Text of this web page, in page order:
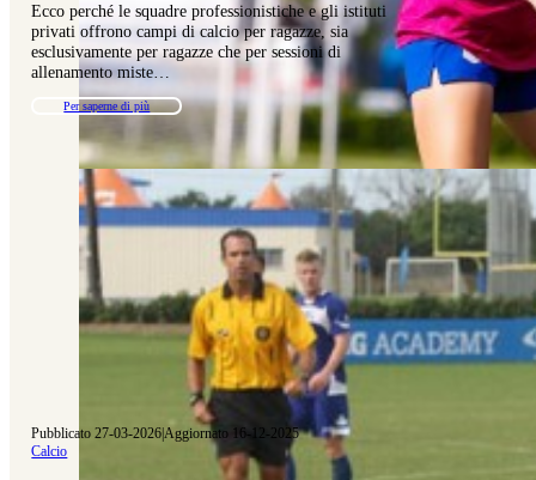
Ecco perché le squadre professionistiche e gli istituti
privati offrono campi di calcio per ragazze, sia
esclusivamente per ragazze che per sessioni di
allenamento miste…
Per saperne di più
Pubblicato 27-03-2026|Aggiornato 16-12-2025
Calcio